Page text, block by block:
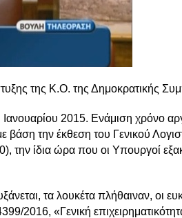
της Κ.Ο. της Δημοκρατικής
2015. Ενάμιση χρόνο
την έκθεση του Γενικού
ίδια ώρα που οι Υπουργοί
τα λουκέτα πλήθαιναν, οι
2016, «Γενική